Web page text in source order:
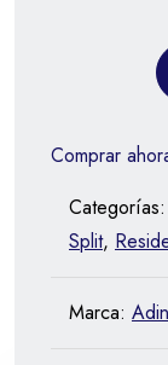
Comprar
Categorías:
Split,
Marca: